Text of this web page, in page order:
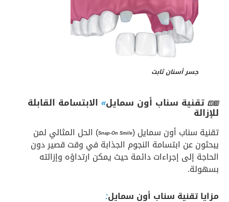
جسر أسنان ثابت
1️⃣0️⃣ تقنية سناب أون سمايل» الابتسامة القابلة
للإزالة
تقنية سناب أون سمايل (Snap-On Smile) الحل المثالي لمن
يبحثون عن ابتسامة النجوم الجذابة في وقت قصير دون
الحاجة إلى إجراءات دائمة حيث يمكن ارتداؤه وإزالته
بسهولة.
مزايا تقنية سناب أون سمايل: